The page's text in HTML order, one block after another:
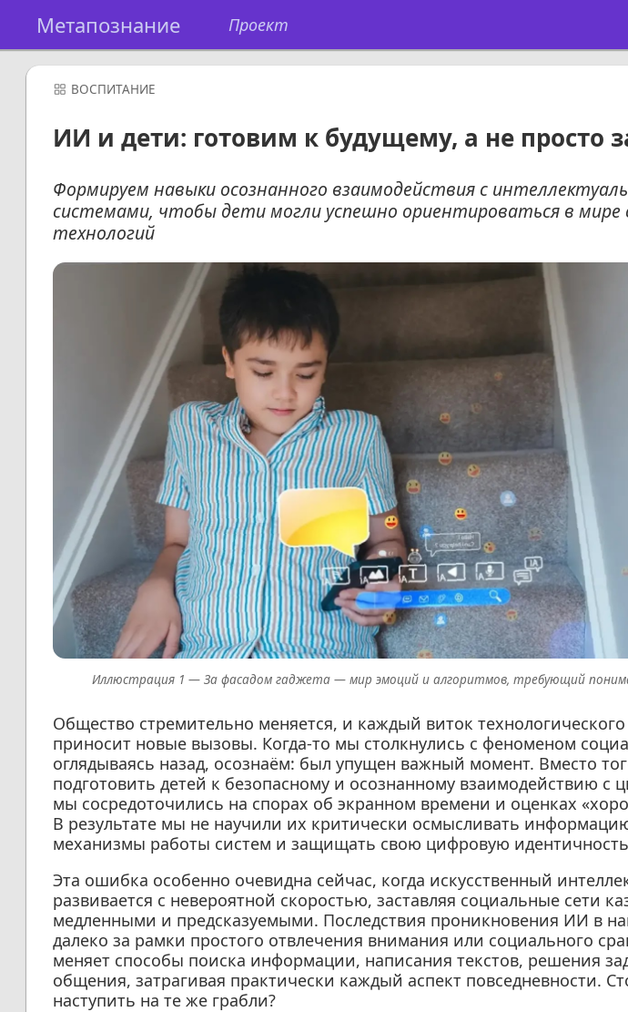
Метапознание Проект
ВОСПИТАНИЕ
ИИ и дети: готовим к будущему, а не просто
Формируем навыки осознанного взаимодействия с
системами, чтобы дети могли успешно ориентироваться в мире
технологий
За фасадом гаджета — мир эмоций и алгоритмов, требующий
Общество стремительно меняется, и каждый виток технологического
приносит новые вызовы. Когда-то мы столкнулись с феноменом
оглядываясь назад, осознаём: был упущен важный момент. Вместо
подготовить детей к безопасному и осознанному взаимодействию
мы сосредоточились на спорах об экранном времени и оценках
В результате мы не научили их критически осмысливать
механизмы работы систем и защищать свою цифровую
Эта ошибка особенно очевидна сейчас, когда искусственный
развивается с невероятной скоростью, заставляя социальные сети
медленными и предсказуемыми. Последствия проникновения ИИ в
далеко за рамки простого отвлечения внимания или социального
меняет способы поиска информации, написания текстов, решения
общения, затрагивая практически каждый аспект повседневности.
наступить на те же грабли?